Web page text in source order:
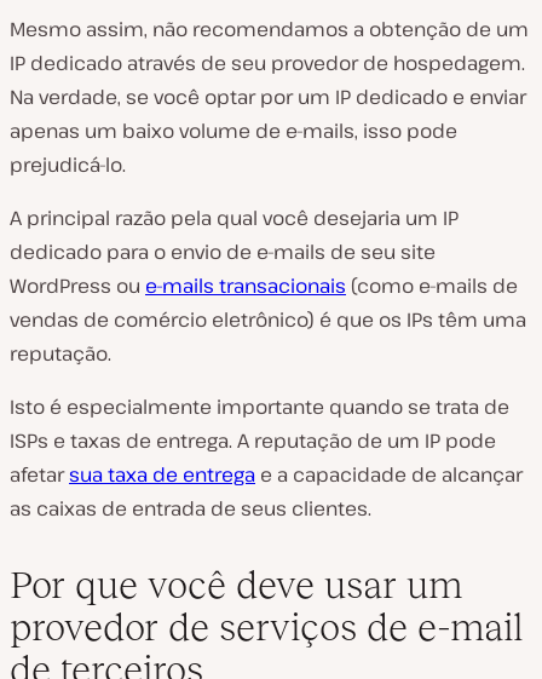
Mesmo assim, não recomendamos a obtenção de um
IP dedicado através de seu provedor de hospedagem.
Na verdade, se você optar por um IP dedicado e enviar
apenas um baixo volume de e-mails, isso pode
prejudicá-lo.
A principal razão pela qual você desejaria um IP
dedicado para o envio de e-mails de seu site
WordPress ou e-mails transacionais (como e-mails de
vendas de comércio eletrônico) é que os IPs têm uma
reputação.
Isto é especialmente importante quando se trata de
ISPs e taxas de entrega. A reputação de um IP pode
afetarsua taxa de entrega e a capacidade de alcançar
as caixas de entrada de seus clientes.
Por que você deve usar um
provedor de serviços de e-mail
de terceiros